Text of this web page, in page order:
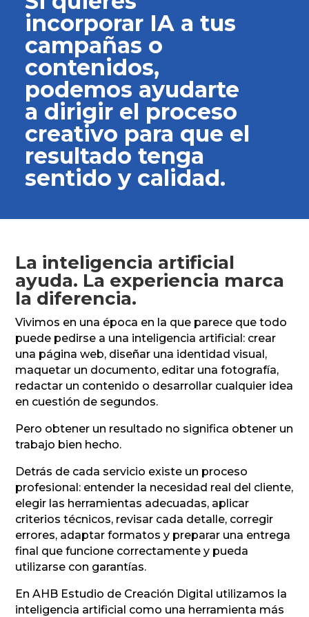
incorporar IA a tus
campañas o
contenidos,
podemos ayudarte
a dirigir el proceso
creativo para que el
resultado tenga
sentido y calidad.
La inteligencia artificial
ayuda. La experiencia marca
la diferencia.
Vivimos en una época en la que parece que todo
puede pedirse a una inteligencia artificial: crear
una página web, diseñar una identidad visual,
maquetar un documento, editar una fotografía,
redactar un contenido o desarrollar cualquier idea
en cuestión de segundos.
Pero obtener un resultado no significa obtener un
trabajo bien hecho.
Detrás de cada servicio existe un proceso
profesional: entender la necesidad real del cliente,
elegir las herramientas adecuadas, aplicar
criterios técnicos, revisar cada detalle, corregir
errores, adaptar formatos y preparar una entrega
final que funcione correctamente y pueda
utilizarse con garantías.
En AHB Estudio de Creación Digital utilizamos la
inteligencia artificial como una herramienta más